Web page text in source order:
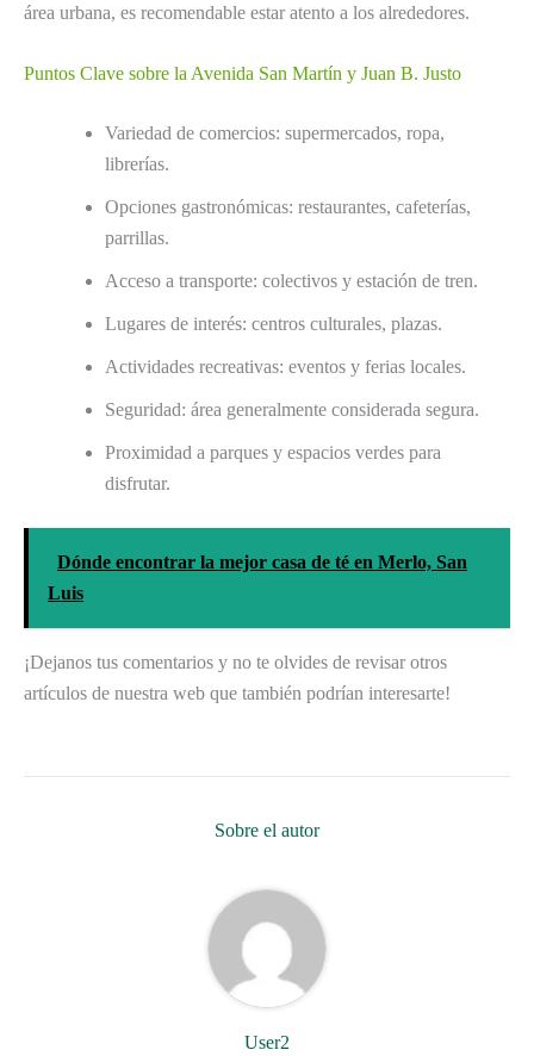
área urbana, es recomendable estar atento a los alrededores.
Puntos Clave sobre la Avenida San Martín y Juan B. Justo
Variedad de comercios: supermercados, ropa,
librerías.
Opciones gastronómicas: restaurantes, cafeterías,
parrillas.
Acceso a transporte: colectivos y estación de tren.
Lugares de interés: centros culturales, plazas.
Actividades recreativas: eventos y ferias locales.
Seguridad: área generalmente considerada segura.
Proximidad a parques y espacios verdes para
disfrutar.
Dónde encontrar la mejor casa de té en Merlo, San
Luis
¡Dejanos tus comentarios y no te olvides de revisar otros
artículos de nuestra web que también podrían interesarte!
Sobre el autor
User2